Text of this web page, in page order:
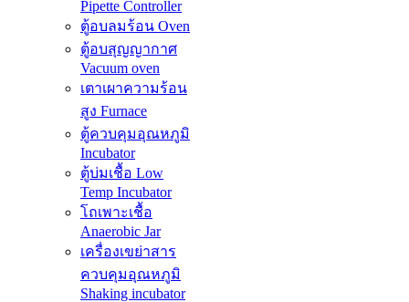
Pipette Controller
ตู้อบลมร้อน Oven
ตู้อบสุญญากาศ
Vacuum oven
เตาเผาความร้อน
สูง Furnace
ตู้ควบคุมอุณหภูมิ
Incubator
ตู้บ่มเชื้อ Low
Temp Incubator
โถเพาะเชื้อ
Anaerobic Jar
เครื่องเขย่าสาร
ควบคุมอุณหภูมิ
Shaking incubator